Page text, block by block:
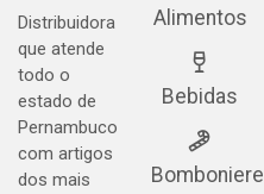
Distribuidora
que atende
todo o
estado de
Pernambuco
com artigos
dos mais
Alimentos
Bebidas
Bomboniere